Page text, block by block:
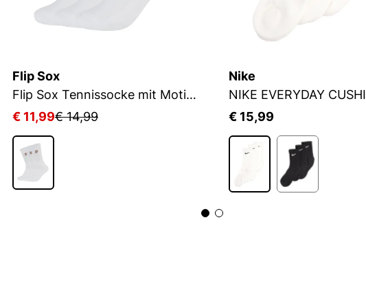
Flip Sox
Flip Sox Tennissocke mit Motiv Flip Sox Tennissocke mit Motiv
€ 11,99€ 14,99
Nike
NIKE EVERYDAY
€ 15,99